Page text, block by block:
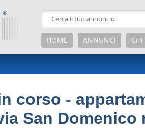
HOME ANNUNCI
corso -
San Domenico